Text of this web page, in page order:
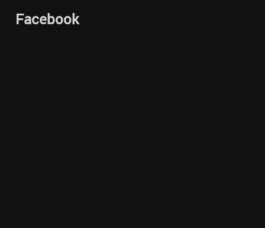
Facebook